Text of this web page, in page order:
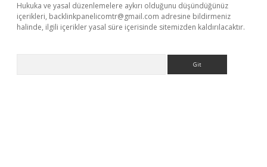
Hukuka ve yasal düzenlemelere aykırı olduğunu düşündüğünüz
içerikleri, backlinkpanelicomtr@gmail.com adresine bildirmeniz
halinde, ilgili içerikler yasal süre içerisinde sitemizden kaldırılacaktır.